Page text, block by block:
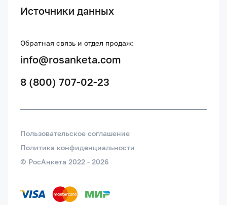
Источники данных
Обратная связь и отдел продаж:
info@rosanketa.com
8 (800) 707-02-23
Пользовательское соглашение
Политика конфиденциальности
© РосАнкета 2022 - 2026